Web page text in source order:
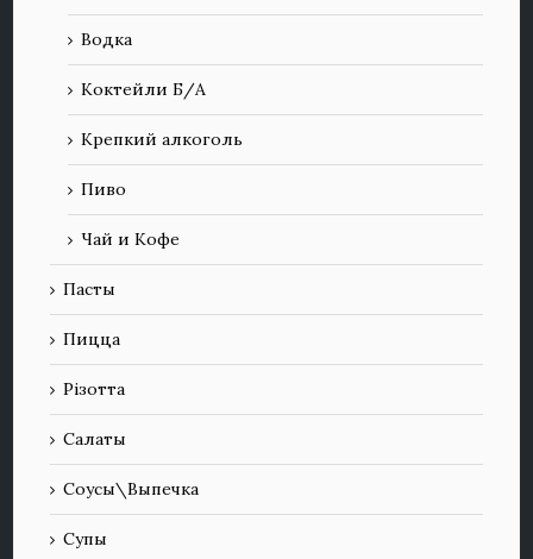
Водка
Коктейли Б/А
Крепкий алкоголь
Пиво
Чай и Кофе
Пасты
Пицца
Різотта
Салаты
Соусы\Выпечка
Супы